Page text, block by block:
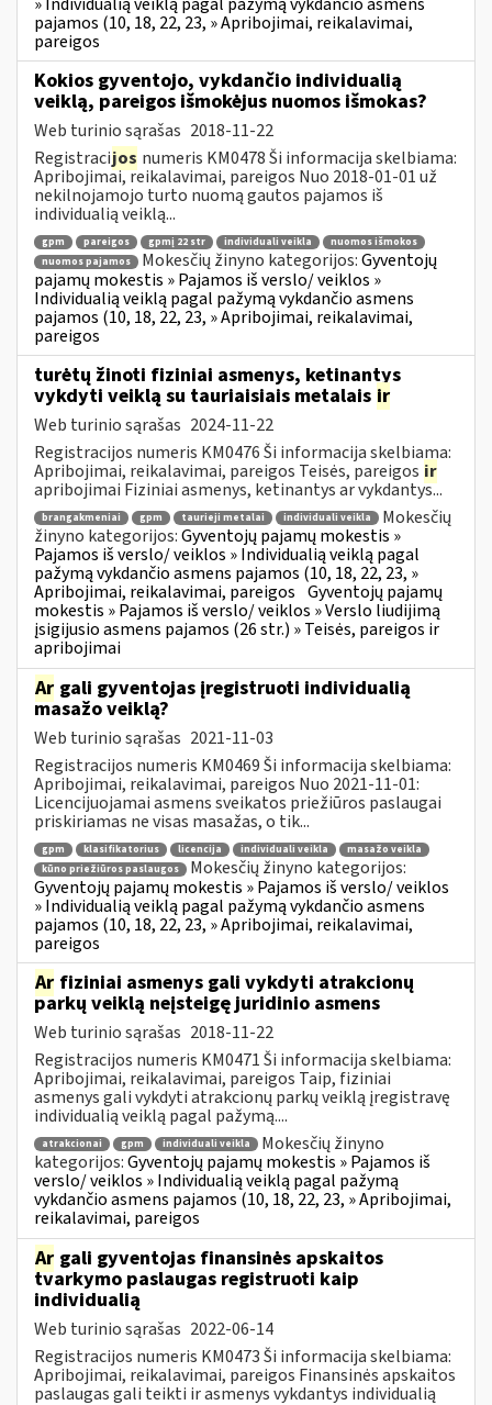
pajamos (10, 18, 22, 23, » Apribojimai, reikalavimai,
pareigos
Kokios gyventojo, vykdančio individualią
veiklą, pareigos išmokėjus nuomos išmokas?
Web turinio sąrašas 2018-11-22
Registracijos numeris KM0478 Ši informacija skelbiama:
Apribojimai, reikalavimai, pareigos Nuo 2018-01-01 už
nekilnojamojo turto nuomą gautos pajamos iš
individualią veiklą...
gpm pareigos gpmį 22 str individuali veikla
nuomos išmokos
nuomos pajamos
Mokesčių žinyno kategorijos:Gyventojų
pajamų mokestis » Pajamos iš verslo/ veiklos »
Individualią veiklą pagal pažymą vykdančio asmens
pajamos (10, 18, 22, 23, » Apribojimai, reikalavimai,
pareigos
turėtų žinoti fiziniai asmenys, ketinantys
vykdyti veiklą su tauriaisiais metalais ir
Web turinio sąrašas 2024-11-22
Registracijos numeris KM0476 Ši informacija skelbiama:
Apribojimai, reikalavimai, pareigos Teisės, pareigos ir
apribojimai Fiziniai asmenys, ketinantys ar vykdantys...
brangakmeniai gpm taurieji metalai individuali veikla
Mokesčių
žinyno kategorijos:Gyventojų pajamų mokestis »
Pajamos iš verslo/ veiklos » Individualią veiklą pagal
pažymą vykdančio asmens pajamos (10, 18, 22, 23, »
Apribojimai, reikalavimai, pareigos Gyventojų pajamų
mokestis » Pajamos iš verslo/ veiklos » Verslo liudijimą
įsigijusio asmens pajamos (26 str.) » Teisės, pareigos ir
apribojimai
Ar gali gyventojas įregistruoti individualią
masažo veiklą?
Web turinio sąrašas 2021-11-03
Registracijos numeris KM0469 Ši informacija skelbiama:
Apribojimai, reikalavimai, pareigos Nuo 2021-11-01:
Licencijuojamai asmens sveikatos priežiūros paslaugai
priskiriamas ne visas masažas, o tik...
gpm klasifikatorius licencija individuali veikla
masažo veikla
kūno priežiūros paslaugos
Mokesčių žinyno kategorijos:
Gyventojų pajamų mokestis » Pajamos iš verslo/ veiklos
» Individualią veiklą pagal pažymą vykdančio asmens
pajamos (10, 18, 22, 23, » Apribojimai, reikalavimai,
pareigos
Ar fiziniai asmenys gali vykdyti atrakcionų
parkų veiklą neįsteigę juridinio asmens
Web turinio sąrašas 2018-11-22
Registracijos numeris KM0471 Ši informacija skelbiama:
Apribojimai, reikalavimai, pareigos Taip, fiziniai
asmenys gali vykdyti atrakcionų parkų veiklą įregistravę
individualią veiklą pagal pažymą....
atrakcionai gpm individuali veikla
Mokesčių žinyno
kategorijos:Gyventojų pajamų mokestis » Pajamos iš
verslo/ veiklos » Individualią veiklą pagal pažymą
vykdančio asmens pajamos (10, 18, 22, 23, » Apribojimai,
reikalavimai, pareigos
Ar gali gyventojas finansinės apskaitos
tvarkymo paslaugas registruoti kaip
individualią
Web turinio sąrašas 2022-06-14
Registracijos numeris KM0473 Ši informacija skelbiama:
Apribojimai, reikalavimai, pareigos Finansinės apskaitos
paslaugas gali teikti ir asmenys vykdantys individualią